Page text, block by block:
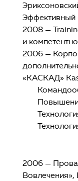
Эффективный
2008 —
и
2006 —
«КАСКАД»
2006 —